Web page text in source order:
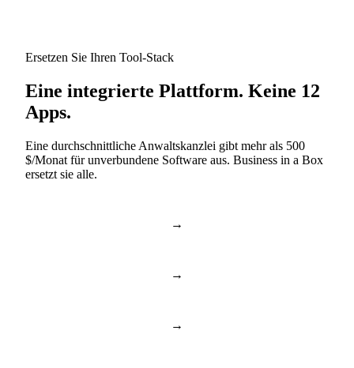
Ersetzen Sie Ihren Tool-Stack
Eine integrierte Plattform. Keine 12
Apps.
Eine durchschnittliche Anwaltskanzlei gibt mehr als 500
$/Monat für unverbundene Software aus. Business in a Box
ersetzt sie alle.
→
→
→